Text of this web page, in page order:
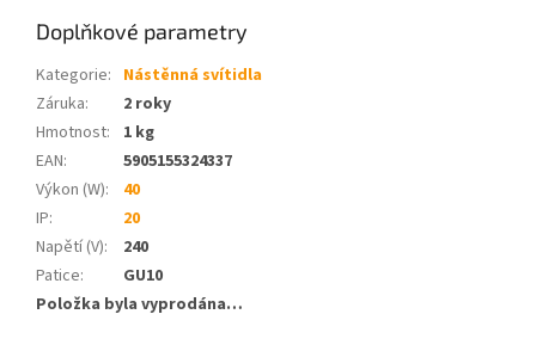
Doplňkové parametry
Kategorie: Nástěnná svítidla
Záruka:
2 roky
Hmotnost:
1 kg
EAN:
5905155324337
Výkon (W):
40
IP:
20
Napětí (V):
240
Patice:
GU10
Položka byla vyprodána…